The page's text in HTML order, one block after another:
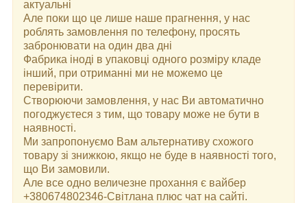
актуальні
Але поки що це лише наше прагнення, у нас
роблять замовлення по телефону, просять
забронювати на один два дні
Фабрика іноді в упаковці одного розміру кладе
інший, при отриманні ми не можемо це
перевірити.
Створюючи замовлення, у нас Ви автоматично
погоджуєтеся з тим, що товару може не бути в
наявності.
Ми запропонуємо Вам альтернативу схожого
товару зі знижкою, якщо не буде в наявності того,
що Ви замовили.
Але все одно величезне прохання є вайбер
+380674802346-Світлана плюс чат на сайті.